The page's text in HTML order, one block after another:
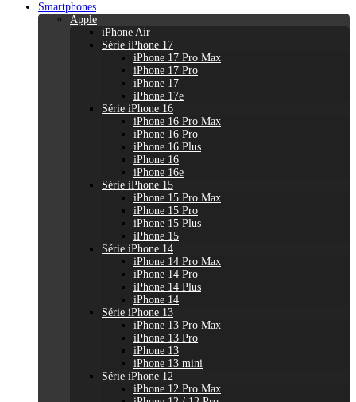
Smartphones
Apple
iPhone Air
Série iPhone 17
iPhone 17 Pro Max
iPhone 17 Pro
iPhone 17
iPhone 17e
Série iPhone 16
iPhone 16 Pro Max
iPhone 16 Pro
iPhone 16 Plus
iPhone 16
iPhone 16e
Série iPhone 15
iPhone 15 Pro Max
iPhone 15 Pro
iPhone 15 Plus
iPhone 15
Série iPhone 14
iPhone 14 Pro Max
iPhone 14 Pro
iPhone 14 Plus
iPhone 14
Série iPhone 13
iPhone 13 Pro Max
iPhone 13 Pro
iPhone 13
iPhone 13 mini
Série iPhone 12
iPhone 12 Pro Max